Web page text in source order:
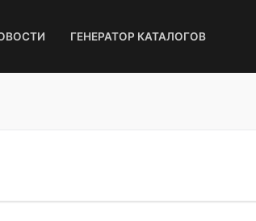
ГЕНЕРАТОР КАТАЛОГОВ